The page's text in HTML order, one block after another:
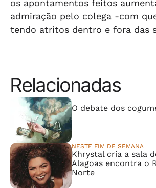
os apontamentos feitos
admiração pelo colega -com
tendo atritos dentro e fora das
Relacionadas
O debate dos
NESTE FIM DE SEMANA
Khrystal cria a sala
Alagoas encontra o
Norte